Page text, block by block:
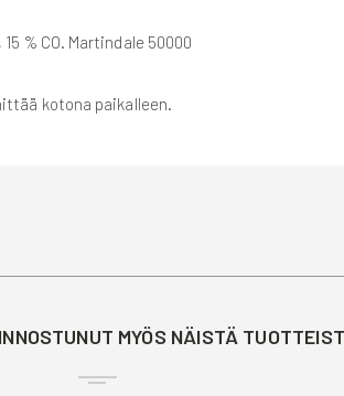
% CO. Martindale 50000
kotona paikalleen.
MYÖS NÄISTÄ